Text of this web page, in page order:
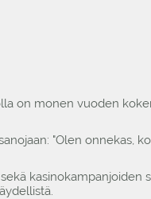
on monen vuoden
"Olen onnekas,
kasinokampanjoiden